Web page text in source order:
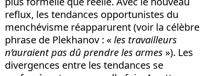
reflux, les tendances opportunistes du
menchévisme réapparurent (voir la célèbre
phrase de Plekhanov : «les travailleurs
n’auraient pas dû prendre les armes »). Les
divergences entre les tendances se